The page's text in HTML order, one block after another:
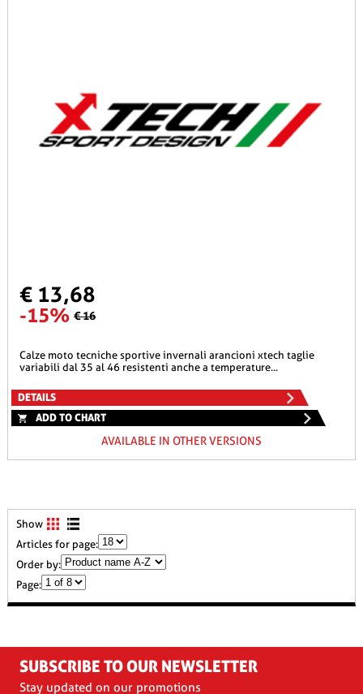
€ 13,68
-15% € 16
calze moto tecniche sportive invernali arancioni xtech taglie
variabili dal 35 al 46 resistenti anche a temperature...
DETAILS
ADD TO CHART
AVAILABLE IN OTHER VERSIONS
Show
Articles for page:
Order by:
Page:
SUBSCRIBE TO OUR NEWSLETTER
Stay updated on our promotions